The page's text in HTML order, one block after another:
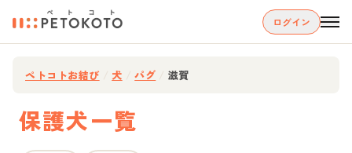
ログイン
ペトコトお結び 犬 パグ 滋賀
保護犬一覧